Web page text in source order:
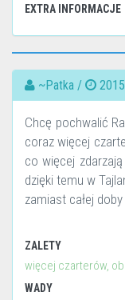
EXTRA INFORMACJE
~Patka /
Chcę pochwalić
coraz więcej
co więcej
dzięki temu w
zamiast całej
ZALETY
więcej czarterów,
WADY